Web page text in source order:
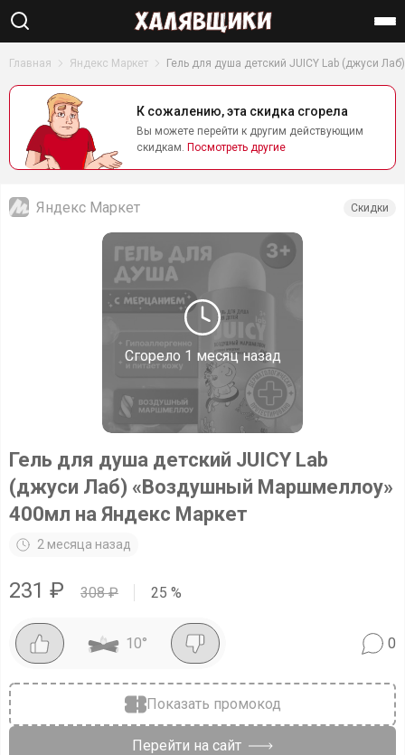
Найти
Главная Яндекс Маркет Гель для душа детский JUICY Lab (джуси
К сожалению, эта скидка сгорела
Вы можете перейти к другим действующим
скидкам. Посмотреть другие
Сгорело 1 месяц назад
Яндекс Маркет Скидки
Гель для душа детский JUICY Lab
(джуси Лаб) «Воздушный Маршмеллоу»
400мл на Яндекс Маркет
2 месяца назад
231 ₽ 308₽ 25 %
10° 0
Показать промокод
Перейти на сайт